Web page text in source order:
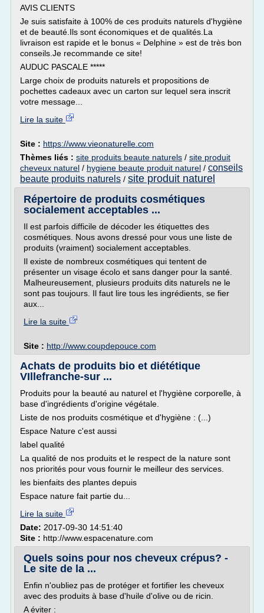
AVIS CLIENTS
Je suis satisfaite à 100% de ces produits naturels d'hygiène
et de beauté.Ils sont économiques et de qualités.La
livraison est rapide et le bonus « Delphine » est de très bon
conseils.Je recommande ce site!
AUDUC PASCALE *****
Large choix de produits naturels et propositions de
pochettes cadeaux avec un carton sur lequel sera inscrit
votre message...
Lire la suite
Site : https://www.vieonaturelle.com
Thèmes liés : site produits beaute naturels / site produit
cheveux naturel / hygiene beaute produit naturel / conseils
beaute produits naturels / site produit naturel
Répertoire de produits cosmétiques
socialement acceptables ...
Il est parfois difficile de décoder les étiquettes des
cosmétiques. Nous avons dressé pour vous une liste de
produits (vraiment) socialement acceptables.
Il existe de nombreux cosmétiques qui tentent de
présenter un visage écolo et sans danger pour la santé.
Malheureusement, plusieurs produits dits naturels ne le
sont pas toujours. Il faut lire tous les ingrédients, se fier
aux...
Lire la suite
Site : http://www.coupdepouce.com
Achats de produits bio et diététique
VIllefranche-sur ...
Produits pour la beauté au naturel et l'hygiène corporelle, à
base d'ingrédients d'origine végétale.
Liste de nos produits cosmétique et d'hygiène : (...)
Espace Nature c'est aussi
label qualité
La qualité de nos produits et le respect de la nature sont
nos priorités pour vous fournir le meilleur des services.
les bienfaits des plantes depuis
Espace nature fait partie du...
Lire la suite
Date: 2017-09-30 14:51:40
Site : http://www.espacenature.com
Quels soins pour nos cheveux crépus? -
Le site de la ...
Enfin n'oubliez pas de protéger et fortifier les cheveux
avec des produits à base d'huile d'olive ou de ricin.
A éviter :